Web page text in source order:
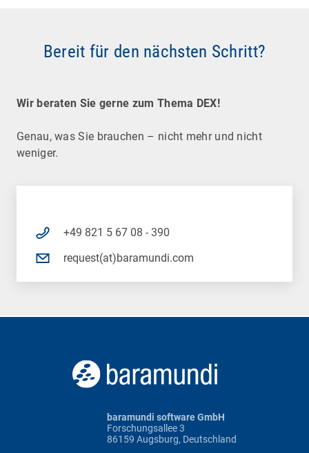
Bereit für den nächsten Schritt?
Wir beraten Sie gerne zum Thema DEX!
Genau, was Sie brauchen – nicht mehr und nicht
weniger.
+49 821 5 67 08 - 390
request(at)baramundi.com
baramundi software GmbH
Forschungsallee 3
86159 Augsburg, Deutschland